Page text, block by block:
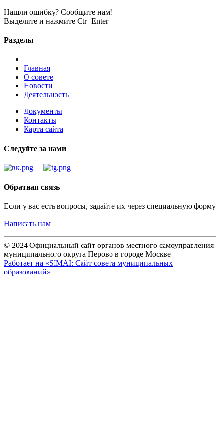
Нашли ошибку? Сообщите нам!
Выделите и нажмите Ctr+Enter
Разделы
Главная
О совете
Новости
Деятельность
Документы
Контакты
Карта сайта
Следуйте за нами
Обратная связь
Если у вас есть вопросы, задайте их через специальную форму
Написать нам
© 2024 Официальный сайт органов местного самоуправления
муниципального округа Перово в городе Москве
Работает на «SIMAI: Сайт совета муниципальных
образований»